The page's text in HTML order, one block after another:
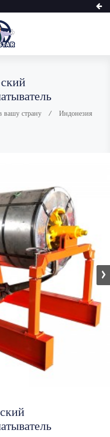
страну
Индонезия